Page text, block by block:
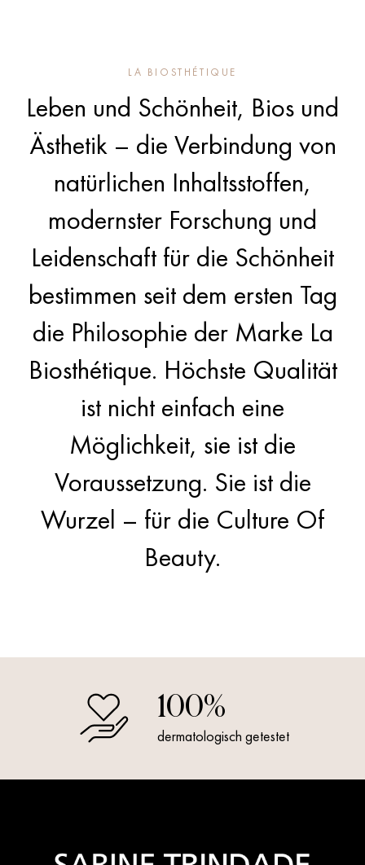
LA BIOSTHÉTIQUE
Leben und Schönheit, Bios und
Ästhetik – die Verbindung von
natürlichen Inhaltsstoffen,
modernster Forschung und
Leidenschaft für die Schönheit
bestimmen seit dem ersten Tag
die Philosophie der Marke La
Biosthétique. Höchste Qualität
ist nicht einfach eine
Möglichkeit, sie ist die
Voraussetzung. Sie ist die
Wurzel – für die Culture Of
Beauty.
100%
dermatologisch getestet